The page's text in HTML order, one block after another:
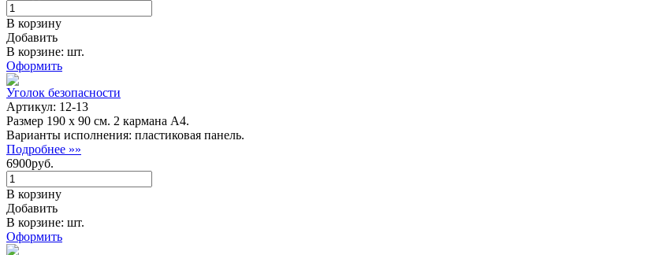
В корзину
Добавить
В корзине: шт.
Оформить
Уголок безопасности
Артикул: 12-13
Размер 190 х 90 см. 2 кармана А4.
Варианты исполнения: пластиковая панель.
Подробнее »»
6900руб.
В корзину
Добавить
В корзине: шт.
Оформить